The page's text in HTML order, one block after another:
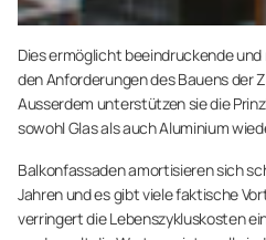
Dies ermöglicht beeindruckende
den Anforderungen des Bauens der
Ausserdem unterstützen sie die
sowohl Glas als auch Aluminium
Balkonfassaden amortisieren sich
Jahren und es gibt viele faktische
verringert die Lebenszykluskosten